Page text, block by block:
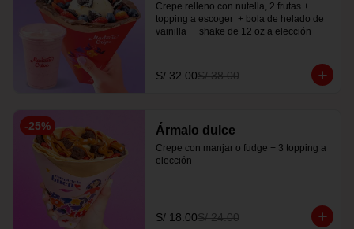
Crepe relleno con nutella, 2 frutas +
topping a escoger  + bola de helado de
vainilla  + shake de 12 oz a elección
S/ 32.00S/ 38.00
-25% Ármalo dulce
Crepe con manjar o fudge + 3 topping a
elección
S/ 18.00S/ 24.00